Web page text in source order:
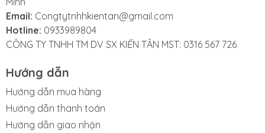
Email: Congtytnhhkientan@gmail.com
Hotline: 0933989804
CÔNG TY TNHH TM DV SX KIẾN TÂN MST: 0316 567 726
Hướng dẫn
Hướng dẫn mua hàng
Hướng dẫn thanh toán
Hướng dẫn giao nhận